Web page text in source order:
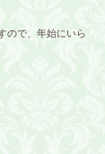
ので、年始にいら